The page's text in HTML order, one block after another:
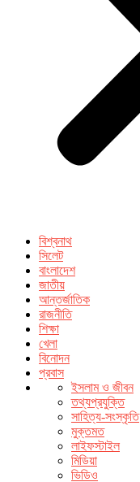
বিশ্বনাথ
সিলেট
বাংলাদেশ
জাতীয়
আন্তর্জাতিক
রাজনীতি
শিক্ষা
খেলা
বিনোদন
প্রবাস
ইসলাম ও জীবন
তথ্যপ্রযুক্তি
সাহিত্য-সংস্কৃতি
মুক্তমত
লাইফস্টাইল
মিডিয়া
ভিডিও